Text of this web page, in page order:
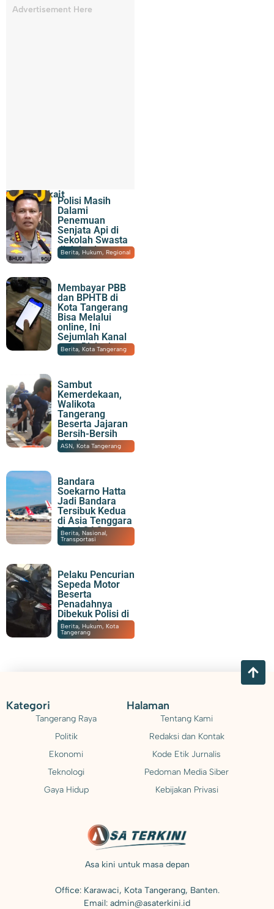
Advertisement Here
Topik Terkait
Polisi Masih
Dalami
Penemuan
Senjata Api di
Sekolah Swasta
di Jaksel
07/08/2026|22:07
Berita,Hukum,Regional
Membayar PBB
dan BPHTB di
Kota Tangerang
Bisa Melalui
online, Ini
Sejumlah Kanal
yang Disiapkan
07/08/2026|21:15
Berita,Kota Tangerang
Sambut
Kemerdekaan,
Walikota
Tangerang
Beserta Jajaran
Bersih-Bersih
Lingkungan
07/08/2026 |20:06
ASN,Kota Tangerang
Bandara
Soekarno Hatta
Jadi Bandara
Tersibuk Kedua
di Asia Tenggara
Versi OAG
07/08/2026|19:23
Berita,Nasional,
Transportasi
Pelaku Pencurian
Sepeda Motor
Beserta
Penadahnya
Dibekuk Polisi di
Karawaci
07/08/2026|15:55
Berita,Hukum,Kota
Tangerang
Kategori
Tangerang Raya
Politik
Ekonomi
Teknologi
Gaya Hidup
Halaman
Tentang Kami
Redaksi dan Kontak
Kode Etik Jurnalis
Pedoman Media Siber
Kebijakan Privasi
Asa kini untuk masa depan
Office: Karawaci, Kota Tangerang, Banten.
Email: admin@asaterkini.id